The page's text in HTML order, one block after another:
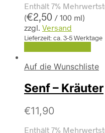
Enthält 7%
(€2,50 / 100 ml)
zzgl. Versand
Lieferzeit: ca. 3-5 Werktage
Auf die Wunschliste
Senf – Kräuter
€11,90
Enthält 7%